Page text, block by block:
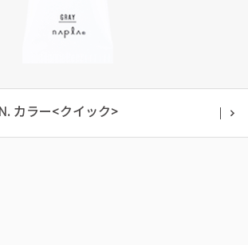
N. カラー<クイック>